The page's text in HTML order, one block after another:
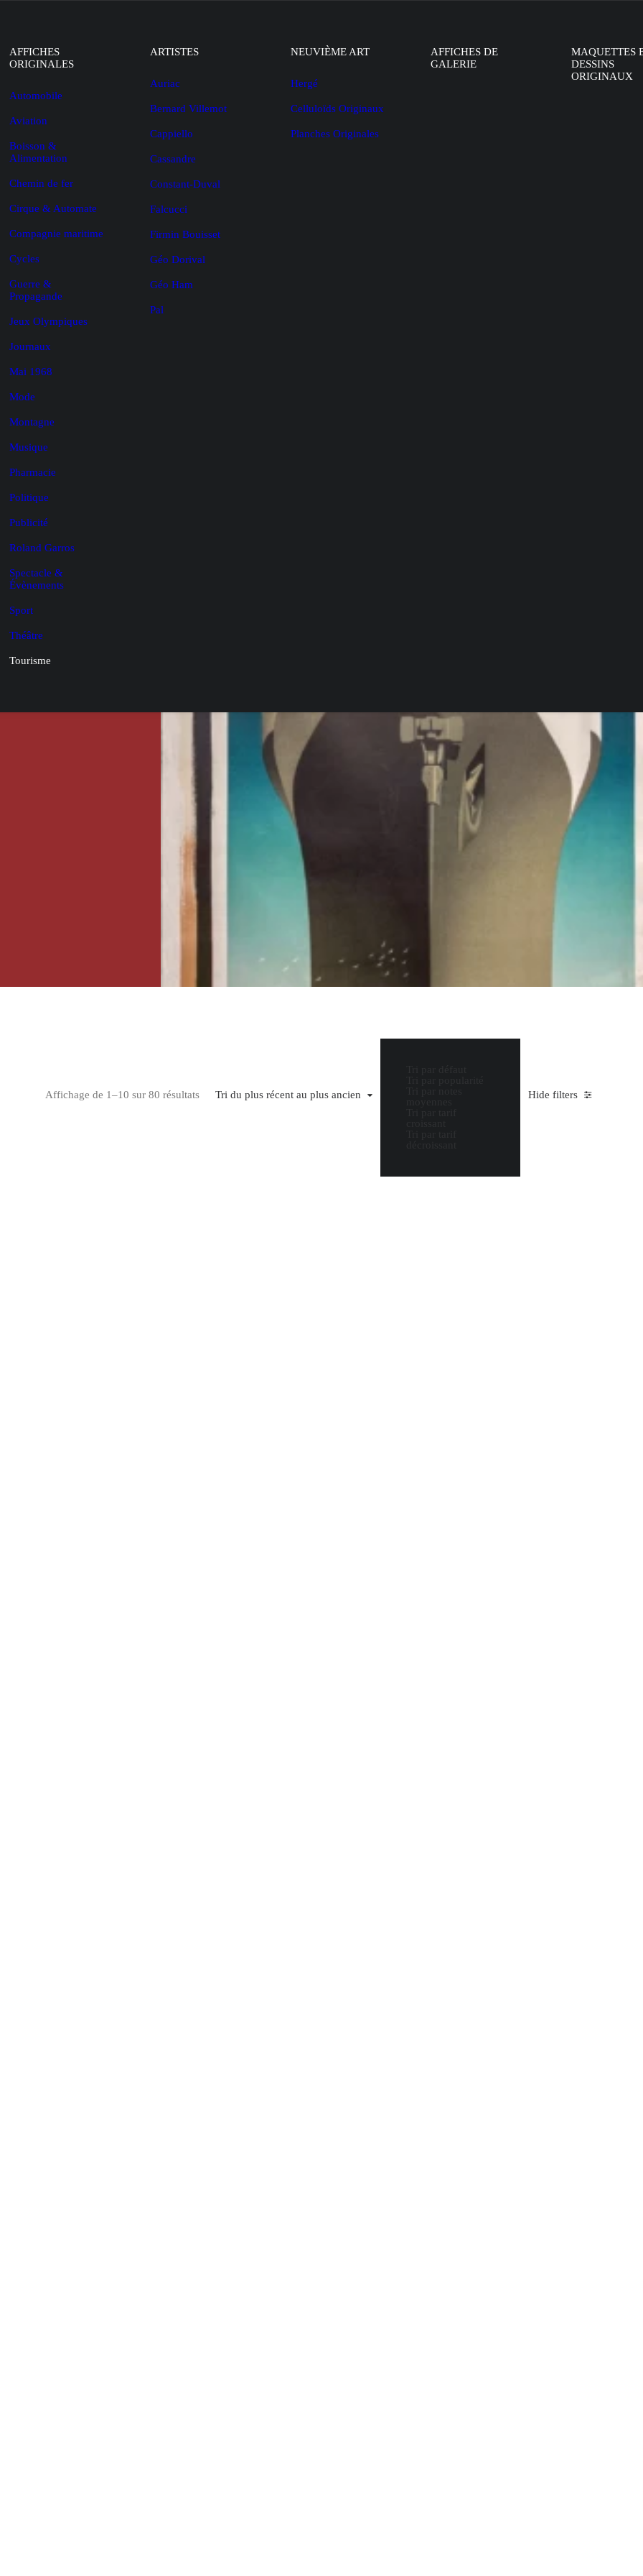
AFFICHES
ORIGINALES
Automobile
Aviation
Boisson &
Alimentation
Chemin de fer
Cirque & Automate
Compagnie maritime
Cycles
Guerre &
Propagande
Jeux Olympiques
Journaux
Mai 1968
Mode
Montagne
Musique
Pharmacie
Politique
Publicité
Roland Garros
Spectacle &
Évènements
Sport
Théâtre
Tourisme
ARTISTES
Auriac
Bernard Villemot
Cappiello
Cassandre
Constant-Duval
Falcucci
Firmin Bouisset
Géo Dorival
Géo Ham
Pal
NEUVIÈME ART
Hergé
Celluloïds Originaux
Planches Originales
AFFICHES DE
GALERIE
MAQUETTES
DESSINS
ORIGINAUX
Hide filters
Tri du plus récent au plus ancien
Affichage de 1–10 sur 80 résultatsTrié du plus récent au plus ancien